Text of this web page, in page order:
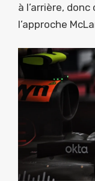
à l’arrière,
l’approche